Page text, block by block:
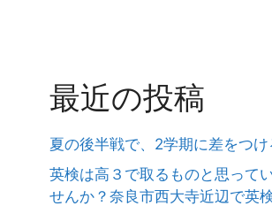
最近の投稿
夏の後半戦で、2学期に差をつけ
英検は高３で取るものと思って
せんか？奈良市西大寺近辺で英